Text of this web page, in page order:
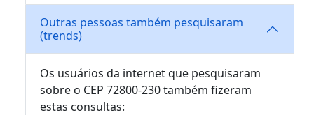
Outras pessoas também pesquisaram
(trends)
Os usuários da internet que pesquisaram
sobre o CEP 72800-230 também fizeram
estas consultas: